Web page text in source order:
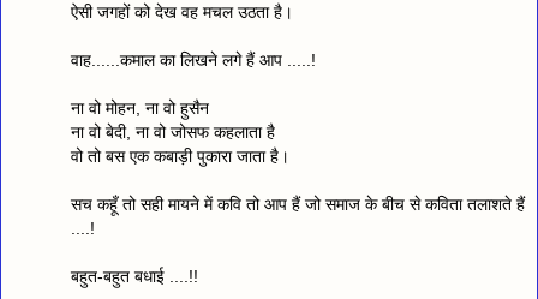
ऐसी जगहों को देख वह मचल उठता है।
वाह......कमाल का लिखने लगे हैं आप .....!
ना वो मोहन, ना वो हुसैन
ना वो बेदी, ना वो जोसफ कहलाता है
वो तो बस एक कबाड़ी पुकारा जाता है।
सच कहूँ तो सही मायने में कवि तो आप हैं जो समाज के बीच से कविता तलाशते हैं
....!
बहुत-बहुत बधाई ....!!